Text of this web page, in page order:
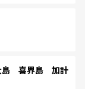
島 喜界島 加計